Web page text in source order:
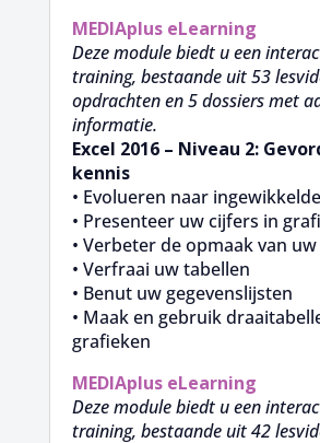
MEDIAplus eLearning
Deze module biedt u een
training, bestaande uit 53
opdrachten en 5 dossiers met
informatie.
Excel 2016 – Niveau 2:
kennis
• Evolueren naar
• Presenteer uw cijfers in
• Verbeter de opmaak van
• Verfraai uw tabellen
• Benut uw gegevenslijsten
• Maak en gebruik
grafieken
MEDIAplus eLearning
Deze module biedt u een
training, bestaande uit 42